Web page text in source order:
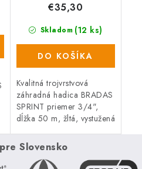
Skladom (12 ks)
€35,30
DO KOŠÍKA
Kvalitná trojvrstvová
záhradná hadica BRADAS
SPRINT priemer 3/4",
dĺžka 50 m, žltá, vystužená
výstužou.
Slovensko